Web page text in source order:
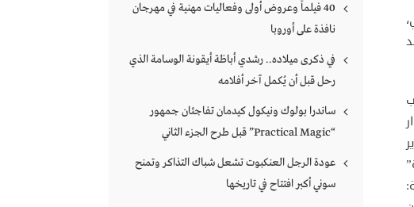
40 فيلماً وعروض أولى وفعاليات مهنية في مهرجان
نافذة على أوروبا
في ذكرى ميلاده.. رشدي أباظة أيقونة الوسامة الذي
رحل قبل أن يُكمل آخر أفلامه
ساندرا بولوك ونيكول كيدمان تفاجئان جمهور
“Practical Magic” قبل طرح الجزء الثاني
عودة الرجل العنكبوت تشعل شباك التذاكر وتمنح
سوني أكبر افتتاح في تاريخها